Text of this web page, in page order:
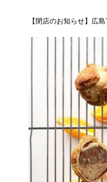
【閉店のお知らせ】広